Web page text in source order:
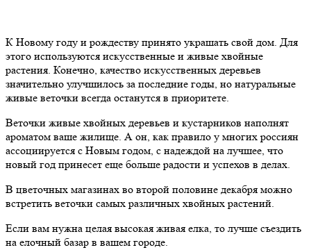
К Новому году и рождеству принято украшать свой дом. Для
этого используются искусственные и живые хвойные
растения. Конечно, качество искусственных деревьев
значительно улучшилось за последние годы, но натуральные
живые веточки всегда останутся в приоритете.
Веточки живые хвойных деревьев и кустарников наполнят
ароматом ваше жилище. А он, как правило у многих россиян
ассоциируется с Новым годом, с надеждой на лучшее, что
новый год принесет еще больше радости и успехов в делах.
В цветочных магазинах во второй половине декабря можно
встретить веточки самых различных хвойных растений.
Если вам нужна целая высокая живая елка, то лучше съездить
на елочный базар в вашем городе.